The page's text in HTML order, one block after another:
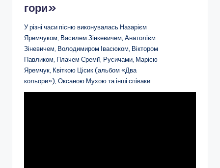
гори»
У різні часи пісню виконувалась Назарієм
Яремчуком, Василем Зінкевичем, Анатолієм
Зіневичем, Володимиром Івасюком, Віктором
Павликом, Плачем Єремії, Русичами, Марією
Яремчук, Квіткою Цісик (альбом «Два
кольори»), Оксаною Мухою та інші співаки.